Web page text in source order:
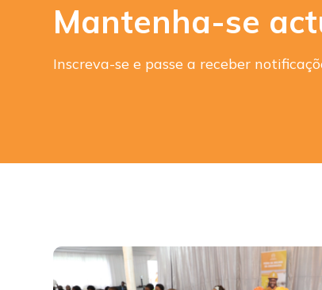
Mantenha-se
Inscreva-se e passe a receber